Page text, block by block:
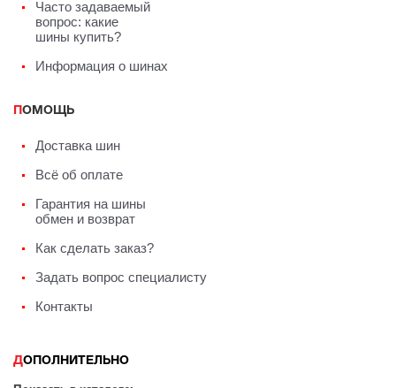
Часто задаваемый
вопрос: какие
шины купить?
Информация о шинах
ПОМОЩЬ
Доставка шин
Всё об оплате
Гарантия на шины
обмен и возврат
Как сделать заказ?
Задать вопрос специалисту
Контакты
ДОПОЛНИТЕЛЬНО